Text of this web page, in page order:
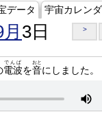
データ 宇宙カレン
3日 >
電波
でんぱ
を音
おと
にしました。